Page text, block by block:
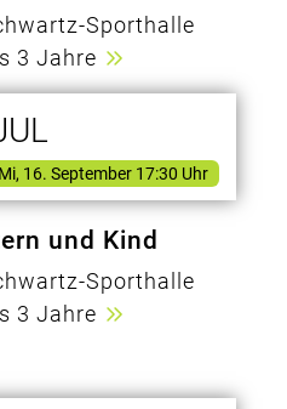
Sporthalle
3 Jahre
16. September 17:30 Uhr
und Kind
Sporthalle
3 Jahre